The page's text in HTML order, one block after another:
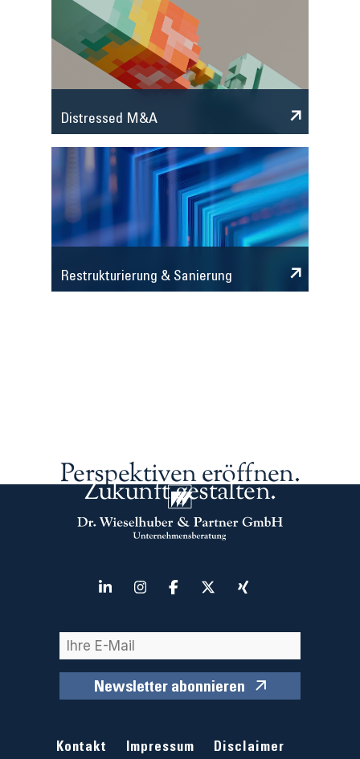
Distressed M&A
Restrukturierung & Sanierung
Newsletter abonnieren
Kontakt Impressum Disclaimer
Perspektiven eröffnen.
Zukunft gestalten.